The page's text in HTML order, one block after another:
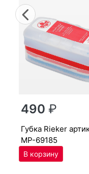
Previous
490₽
губ­ка Ri­eker
MP-69185